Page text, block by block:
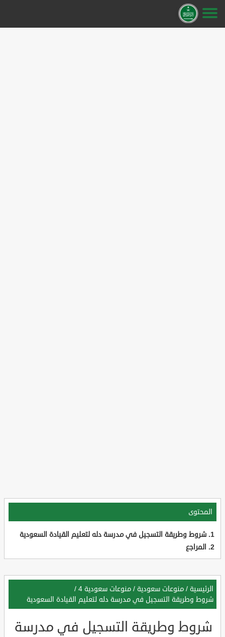
المحتوى
شروط وطريقة التسجيل في مدرسة دله لتعليم القيادة السعودية
المراجع
الرئيسية / منوعات سعودية / منوعات سعودية 4
/
شروط وطريقة التسجيل في مدرسة دله لتعليم القيادة السعودية
شروط وطريقة التسجيل في مدرسة